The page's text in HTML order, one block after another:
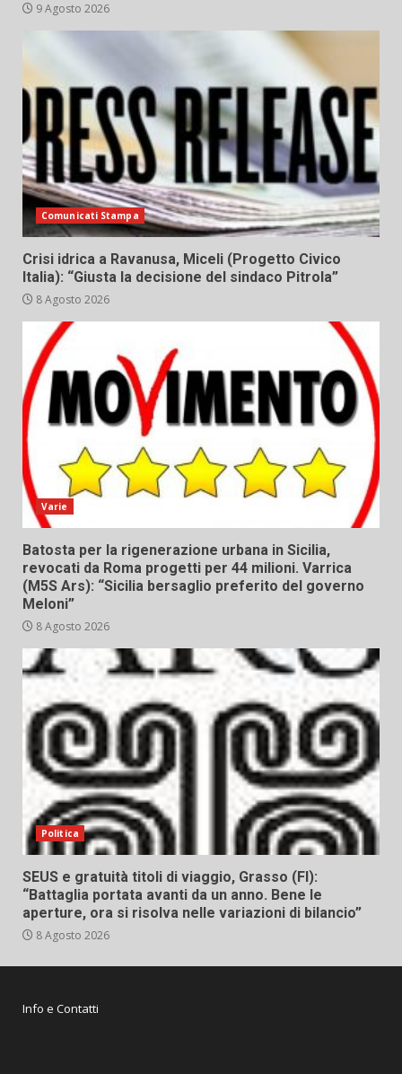
9 Agosto 2026
Comunicati Stampa
Crisi idrica a Ravanusa, Miceli (Progetto Civico
Italia): “Giusta la decisione del sindaco Pitrola”
8 Agosto 2026
Varie
Batosta per la rigenerazione urbana in Sicilia,
revocati da Roma progetti per 44 milioni. Varrica
(M5S Ars): “Sicilia bersaglio preferito del governo
Meloni”
8 Agosto 2026
Politica
SEUS e gratuità titoli di viaggio, Grasso (FI):
“Battaglia portata avanti da un anno. Bene le
aperture, ora si risolva nelle variazioni di bilancio”
8 Agosto 2026
Info e Contatti